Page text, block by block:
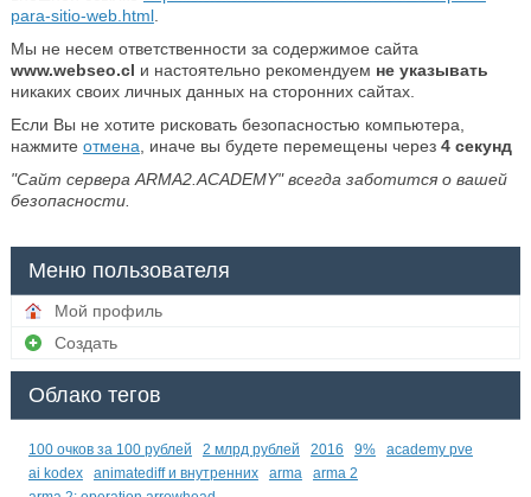
para-sitio-web.html.
Мы не несем ответственности за содержимое сайта
www.webseo.cl и настоятельно рекомендуем не указывать
никаких своих личных данных на сторонних сайтах.
Если Вы не хотите рисковать безопасностью компьютера,
нажмите отмена , иначе вы будете перемещены через 4секунд
"Сайт сервера ARMA2.ACADEMY" всегда заботится о вашей
безопасности.
Меню пользователя
Мой профиль
Создать
Облако тегов
100 очков за 100 рублей 2 млрд рублей 2016 9%
academy pve
ai kodex
animatediff и внутренних arma
arma 2